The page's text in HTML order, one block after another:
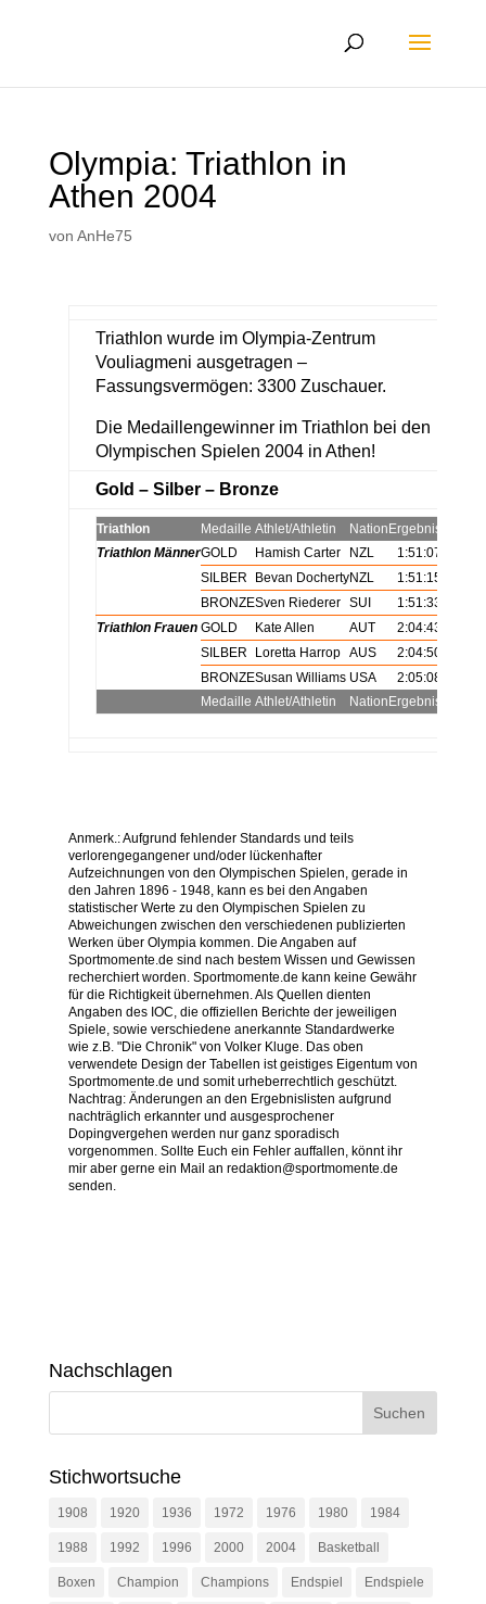
Olympia: Triathlon in
Athen 2004
von AnHe75
Triathlon wurde im Olympia-Zentrum
Vouliagmeni ausgetragen –
Fassungsvermögen: 3300 Zuschauer.
Die Medaillengewinner im Triathlon bei den
Olympischen Spielen 2004 in Athen!
Gold – Silber – Bronze
Triathlon Medaille Athlet/Athletin Nation Ergebnis
Triathlon MännerGOLD Hamish Carter NZL
1:51:07
SILBER Bevan DochertyNZL
1:51:15
BRONZESven Riederer SUI
1:51:33
Triathlon Frauen GOLD Kate Allen AUT
2:04:43
SILBER Loretta Harrop AUS
2:04:50
BRONZESusan Williams USA
2:05:08
Medaille Athlet/Athletin Nation Ergebnis
Anmerk.: Aufgrund fehlender Standards und teils
verlorengegangener und/oder lückenhafter
Aufzeichnungen von den Olympischen Spielen, gerade in
den Jahren 1896 - 1948, kann es bei den Angaben
statistischer Werte zu den Olympischen Spielen zu
Abweichungen zwischen den verschiedenen publizierten
Werken über Olympia kommen. Die Angaben auf
Sportmomente.de sind nach bestem Wissen und Gewissen
recherchiert worden. Sportmomente.de kann keine Gewähr
für die Richtigkeit übernehmen. Als Quellen dienten
Angaben des IOC, die offiziellen Berichte der jeweiligen
Spiele, sowie verschiedene anerkannte Standardwerke
wie z.B. "Die Chronik" von Volker Kluge. Das oben
verwendete Design der Tabellen ist geistiges Eigentum von
Sportmomente.de und somit urheberrechtlich geschützt.
Nachtrag: Änderungen an den Ergebnislisten aufgrund
nachträglich erkannter und ausgesprochener
Dopingvergehen werden nur ganz sporadisch
vorgenommen. Sollte Euch ein Fehler auffallen, könnt ihr
mir aber gerne ein Mail an redaktion@sportmomente.de
senden.
Nachschlagen
Stichwortsuche
1908 1920 1936 1972 1976 1980 1984
1988 1992 1996 2000 2004 Basketball
Boxen Champion Champions Endspiel Endspiele